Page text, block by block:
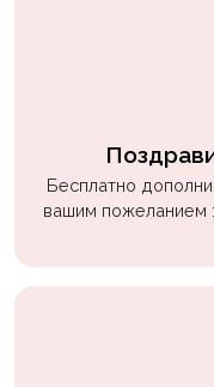
Бесплатно
вашим пожеланием